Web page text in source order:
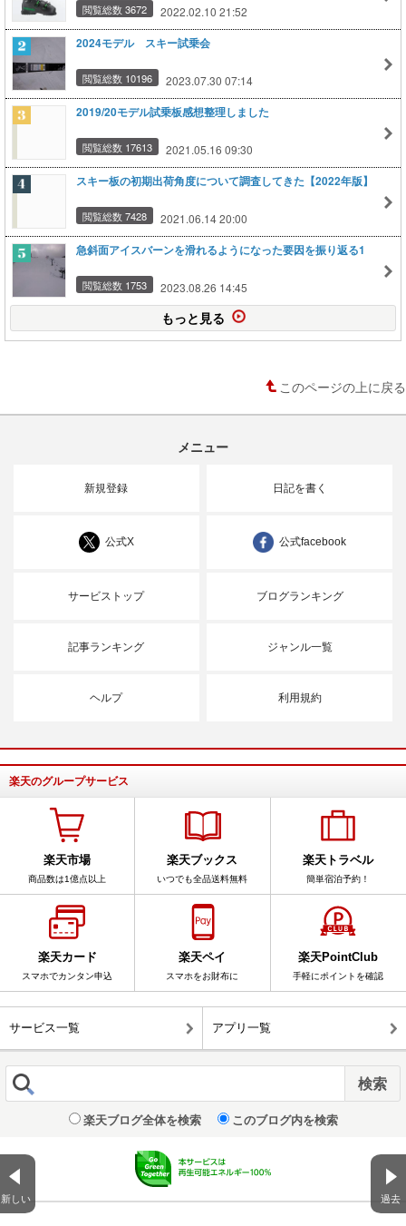
新しい 過去
閲覧総数 3672 2022.02.10 21:52
2024モデル スキー試乗会
閲覧総数 10196 2023.07.30 07:14
2019/20モデル試乗板感想整理しました
閲覧総数 17613 2021.05.16 09:30
スキー板の初期出荷角度について調査してきた【2022年版】
閲覧総数 7428 2021.06.14 20:00
急斜面アイスバーンを滑れるようになった要因を振り返る1
閲覧総数 1753 2023.08.26 14:45
もっと見る
このページの上に戻る
メニュー
新規登録 日記を書く
公式X 公式facebook
サービストップ ブログランキング
記事ランキング ジャンル一覧
ヘルプ 利用規約
楽天のグループサービス
楽天市場
商品数は1億点以上
楽天ブックス
いつでも全品送料無料
楽天トラベル
簡単宿泊予約！
楽天カード
スマホでカンタン申込
楽天ペイ
スマホをお財布に
楽天PointClub
手軽にポイントを確認
サービス一覧 アプリ一覧
楽天ブログ全体を検索 このブログ内を検索